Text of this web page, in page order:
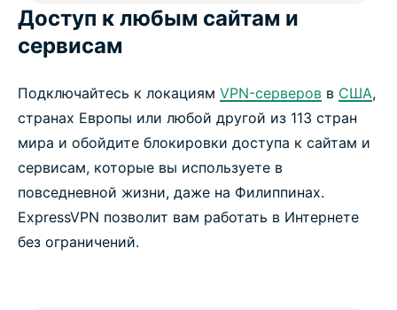
Доступ к любым сайтам и
сервисам
Подключайтесь к локациям VPN-серверов в США,
странах Европы или любой другой из 113 стран
мира и обойдите блокировки доступа к сайтам и
сервисам, которые вы используете в
повседневной жизни, даже на Филиппинах.
ExpressVPN позволит вам работать в Интернете
без ограничений.